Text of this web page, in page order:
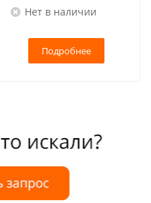
Нет в наличии
Подробнее